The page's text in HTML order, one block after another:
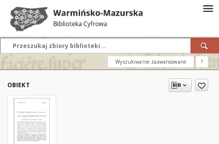
Wyszukiwanie zaawansowane ?
OBIEKT